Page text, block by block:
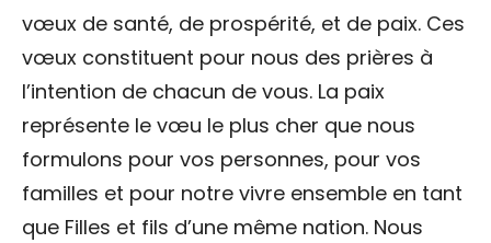
vœux de santé, de prospérité, et de paix. Ces
vœux constituent pour nous des prières à
l’intention de chacun de vous. La paix
représente le vœu le plus cher que nous
formulons pour vos personnes, pour vos
familles et pour notre vivre ensemble en tant
que Filles et fils d’une même nation. Nous